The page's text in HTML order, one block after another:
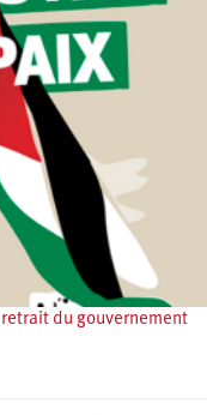
retrait du gouvernement